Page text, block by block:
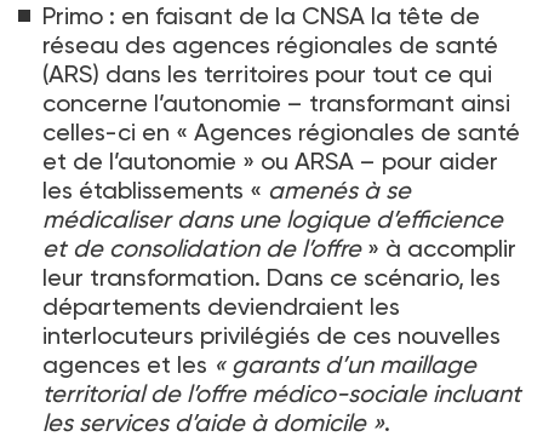
Primo : en faisant de la CNSA la tête de
réseau des agences régionales de santé
(ARS) dans les territoires pour tout ce qui
concerne l’autonomie – transformant ainsi
celles-ci en « Agences régionales de santé
et de l’autonomie » ou ARSA – pour aider
les établissements « amenés à se
médicaliser dans une logique d’efficience
et de consolidation de l’offre » à accomplir
leur transformation. Dans ce scénario, les
départements deviendraient les
interlocuteurs privilégiés de ces nouvelles
agences et les « garants d’un maillage
territorial de l’offre médico-sociale incluant
les services d’aide à domicile ».